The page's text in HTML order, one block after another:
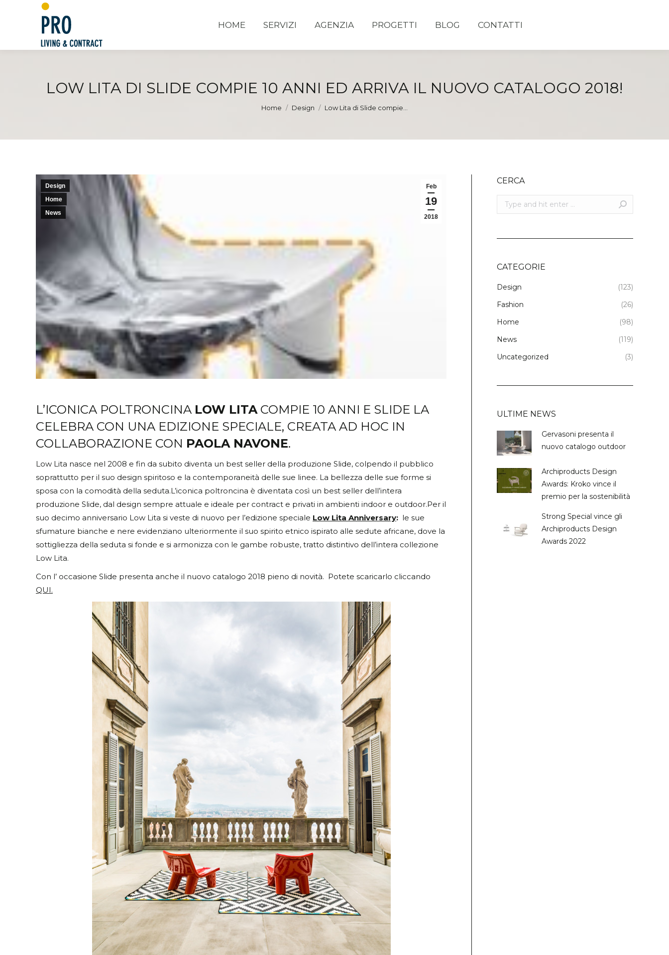
HOME SERVIZI AGENZIA PROGETTI BLOG CONTATTI
LOW LITA DI SLIDE COMPIE 10 ANNI ED ARRIVA IL NUOVO CATALOGO 2018!
You are here:
Home Design Low Lita di Slide compie…
Feb
19
2018
Design
Home
News
L’ICONICA POLTRONCINA LOW LITACOMPIE 10 ANNI E SLIDE LA
CELEBRA CON UNA EDIZIONE SPECIALE, CREATA AD HOC IN
COLLABORAZIONE CON PAOLA NAVONE.
Low Lita nasce nel 2008 e fin da subito diventa un best seller della produzione Slide, colpendo il pubblico
soprattutto per il suo design spiritoso e la contemporaneità delle sue linee. La bellezza delle sue forme si
sposa con la comodità della seduta.L’iconica poltroncina è diventata così un best seller dell’intera
produzione Slide, dal design sempre attuale e ideale per contract e privati in ambienti indoor e outdoor.Per il
suo decimo anniversario Low Lita si veste di nuovo per l’edizione speciale Low Lita Anniversary: le sue
sfumature bianche e nere evidenziano ulteriormente il suo spirito etnico ispirato alle sedute africane, dove la
sottigliezza della seduta si fonde e si armonizza con le gambe robuste, tratto distintivo dell’intera collezione
Low Lita.
Con l’ occasione Slide presenta anche il nuovo catalogo 2018 pieno di novità. Potete scaricarlo cliccando
QUI.
CERCA
Search:
CATEGORIE
Design
(123)
Fashion
(26)
Home
(98)
News
(119)
Uncategorized
(3)
ULTIME NEWS
Gervasoni presenta il
nuovo catalogo outdoor
Archiproducts Design
Awards: Kroko vince il
premio per la sostenibilità
Strong Special vince gli
Archiproducts Design
Awards 2022